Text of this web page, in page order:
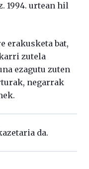
1994. urtean hil
erakusketa bat,
zutela
ezagutu zuten
negarrak
da.